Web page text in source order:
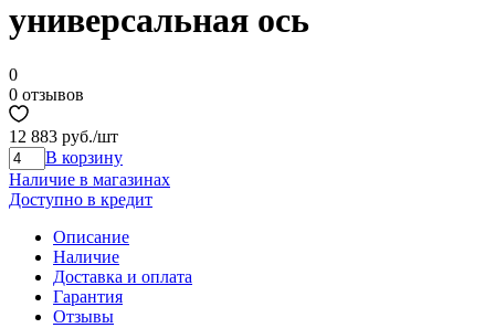
универсальная ось
0
0 отзывов
12 883 руб./шт
В корзину
Наличие в магазинах
Доступно в кредит
Описание
Наличие
Доставка и оплата
Гарантия
Отзывы